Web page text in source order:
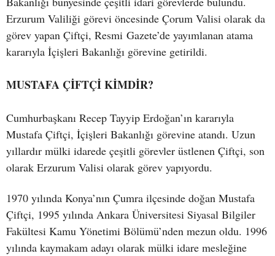
Erzurum Valiliği görevi öncesinde Çorum Valisi olarak da
görev yapan Çiftçi, Resmi Gazete’de yayımlanan atama
kararıyla İçişleri Bakanlığı görevine getirildi.
MUSTAFA ÇİFTÇİ KİMDİR?
Cumhurbaşkanı Recep Tayyip Erdoğan’ın kararıyla
Mustafa Çiftçi, İçişleri Bakanlığı görevine atandı. Uzun
yıllardır mülki idarede çeşitli görevler üstlenen Çiftçi, son
olarak Erzurum Valisi olarak görev yapıyordu.
1970 yılında Konya’nın Çumra ilçesinde doğan Mustafa
Çiftçi, 1995 yılında Ankara Üniversitesi Siyasal Bilgiler
Fakültesi Kamu Yönetimi Bölümü’nden mezun oldu. 1996
yılında kaymakam adayı olarak mülki idare mesleğine